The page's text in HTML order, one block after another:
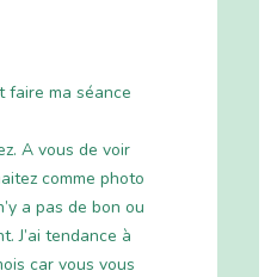
ma séance
A vous de voir
comme photo
a pas de bon ou
J’ai tendance à
car vous vous